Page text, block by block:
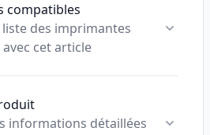
compatibles
liste des imprimantes
cet article
informations détaillées